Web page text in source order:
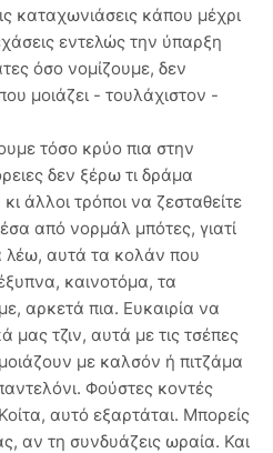
καταχωνιάσεις κάπου μέχρι
εντελώς την ύπαρξη
όσο νομίζουμε, δεν
μοιάζει - τουλάχιστον -
τόσο κρύο πια στην
δεν ξέρω τι δράμα
άλλοι τρόποι να ζεσταθείτε
από νορμάλ μπότες, γιατί
λέω, αυτά τα κολάν που
καινοτόμα, τα
αρκετά πια. Ευκαιρία να
μας τζιν, αυτά με τις τσέπες
με καλσόν ή πιτζάμα
Φούστες κοντές
αυτό εξαρτάται. Μπορείς
αν τη συνδυάζεις ωραία. Και